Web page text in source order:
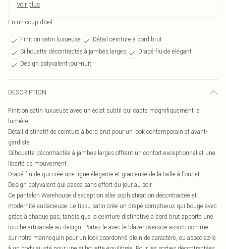
Voir plus
En un coup d’œil
Finition satin luxueuse
Détail ceinture à bord brut
Silhouette décontractée à jambes larges
Drapé fluide élégant
Design polyvalent jour-nuit
DESCRIPTION
Finition satin luxueuse avec un éclat subtil qui capte magnifiquement la
lumière
Détail distinctif de ceinture à bord brut pour un look contemporain et avant-
gardiste
Silhouette décontractée à jambes larges offrant un confort exceptionnel et une
liberté de mouvement
Drapé fluide qui crée une ligne élégante et gracieuse de la taille à l'ourlet
Design polyvalent qui passe sans effort du jour au soir
Ce pantalon Warehouse d'exception allie sophistication décontractée et
modernité audacieuse. Le tissu satin crée un drapé somptueux qui bouge avec
grâce à chaque pas, tandis que la ceinture distinctive à bord brut apporte une
touche artisanale au design. Portez-le avec le blazer oversize assorti comme
sur notre mannequin pour un look coordonné plein de caractère, ou associez-le